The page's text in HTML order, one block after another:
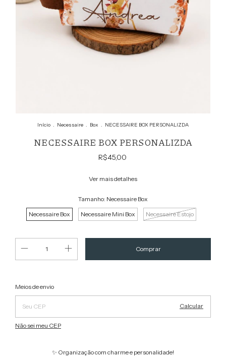
Início . Necessaire . Box . NECESSAIRE BOX PERSONALIZDA
NECESSAIRE BOX PERSONALIZDA
R$45,00
Ver mais detalhes
Tamanho: Necessaire Box
Necessaire Box
Necessaire Mini Box Necessaire Estojo
Entregas para o CEP:
Meios de envio
Calcular
Não sei meu CEP
✨ Organização com charme e personalidade!